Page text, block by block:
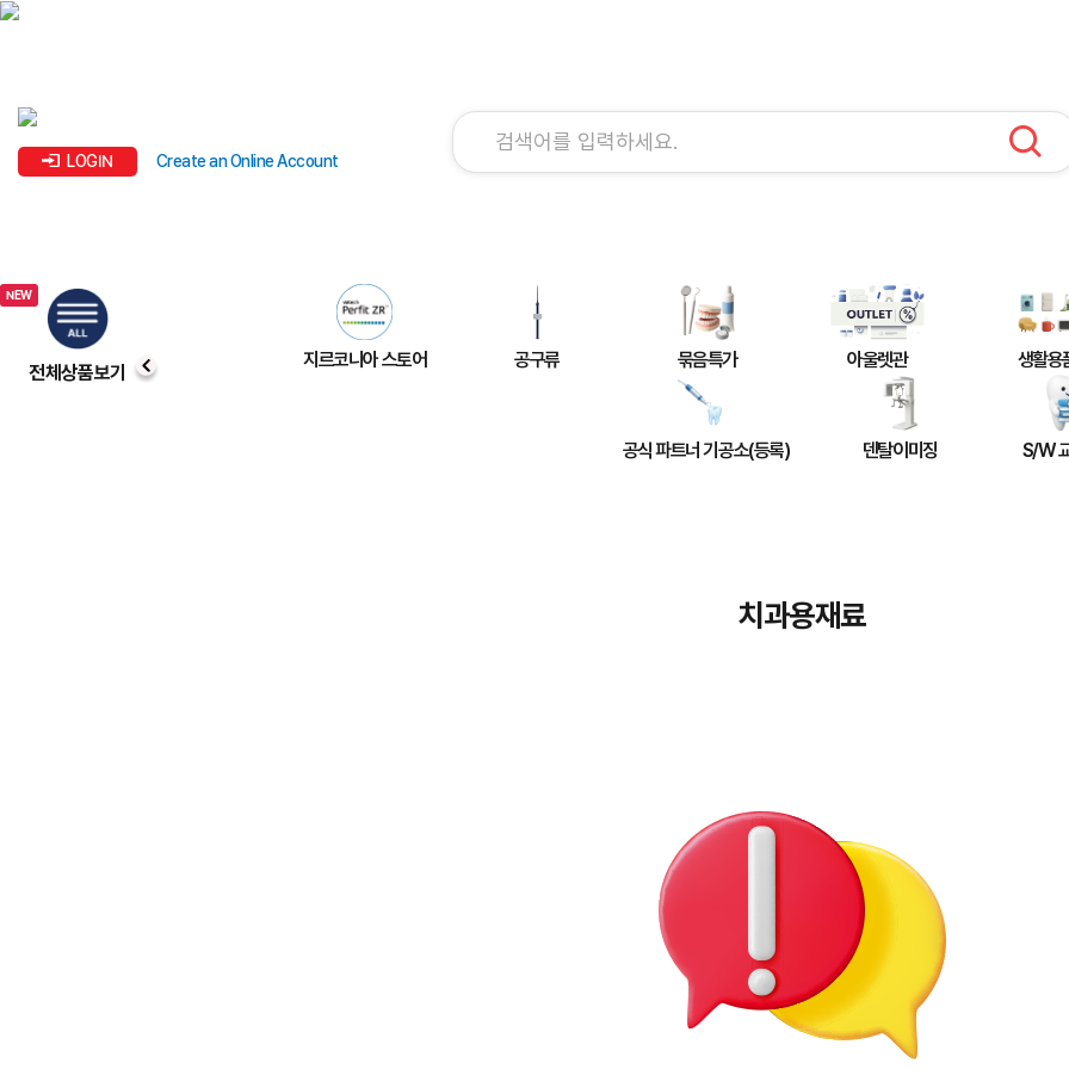
LOGIN Create an Online Account
전체상품보기
지르코니아 스토어 공구류 묶음특가 아울렛관 생활용
공식 파트너 기공소(등록) 덴탈이미징 S/W
치과용재료